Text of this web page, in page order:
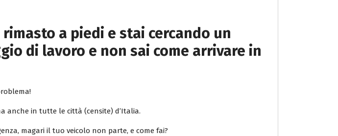
rimasto a piedi e stai cercando un
di lavoro e non sai come arrivare in
anche in tutte le città (censite) d’Italia.
magari il tuo veicolo non parte, e come fai?